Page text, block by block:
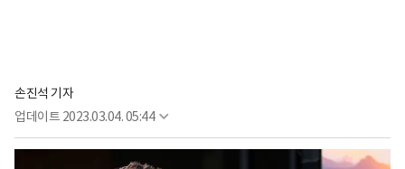
손진석 기자
업데이트 2023.03.04. 05:44